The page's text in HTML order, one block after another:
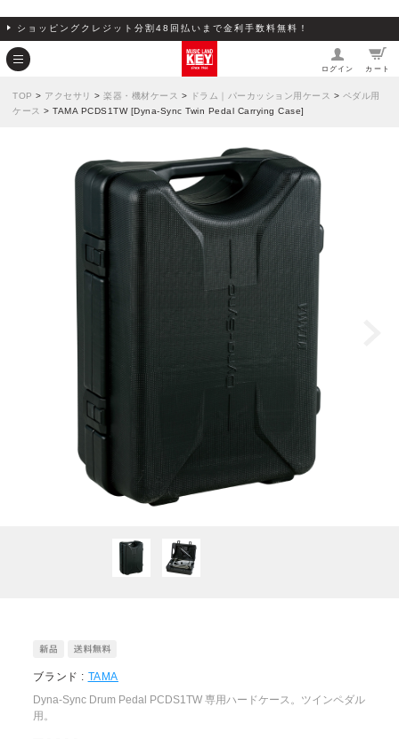
ショッピングクレジット分割48回払いまで金利手数料無料！
ログイン カート
TOP > アクセサリ > 楽器・機材ケース > ドラム｜パーカッション用ケース > ペダル用
ケース > TAMA PCDS1TW [Dyna-Sync Twin Pedal Carrying Case]
ブランド : TAMA
Dyna-Sync Drum Pedal PCDS1TW 専用ハードケース。ツインペダル
用。